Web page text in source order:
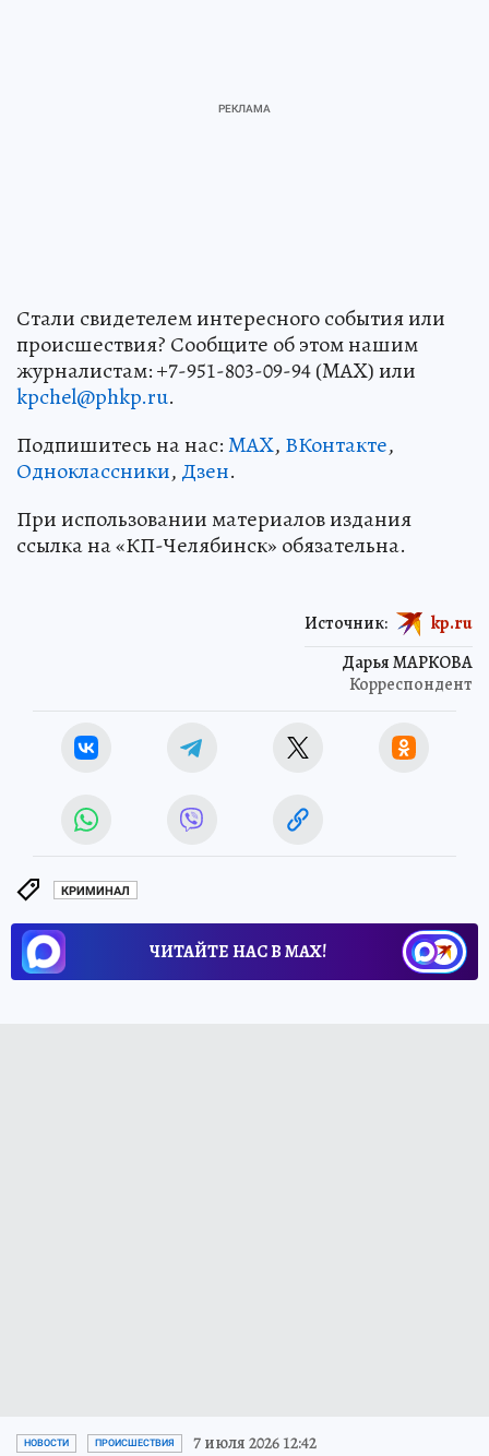
Стали свидетелем интересного события или
происшествия? Сообщите об этом нашим
журналистам: +7-951-803-09-94 (MAX) или
kpchel@phkp.ru.
Подпишитесь на нас:MAX, ВКонтакте,
Одноклассники, Дзен.
При использовании материалов издания
ссылка на «КП-Челябинск» обязательна.
Дарья МАРКОВА
Корреспондент
Источник: kp.ru
КРИМИНАЛ
ЧИТАЙТЕ НАС В МАХ!
НОВОСТИ ПРОИСШЕСТВИЯ 7 июля 2026 12:42